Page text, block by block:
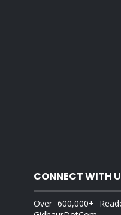
CONNECT WITH
Over 600,000+